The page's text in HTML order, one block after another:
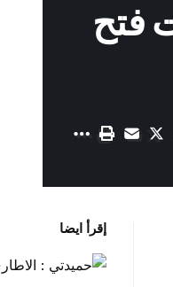
فتح
إقرأ ايضا